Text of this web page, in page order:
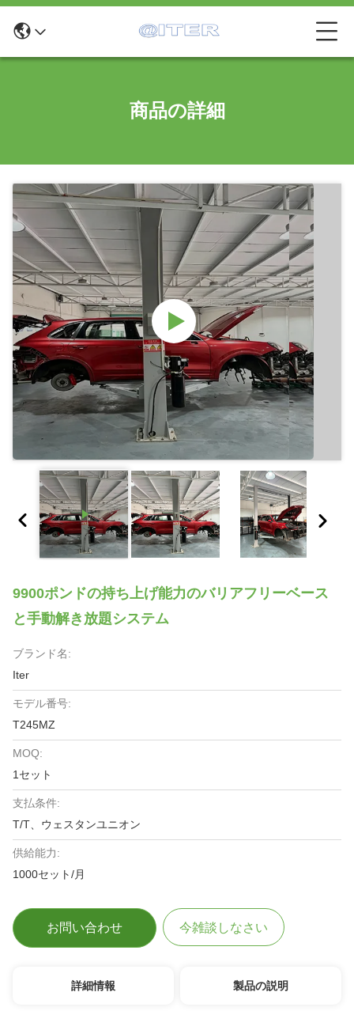
商品の詳細
9900ポンドの持ち上げ能力のバリアフリーベース
と手動解き放題システム
ブランド名:
Iter
モデル番号:
T245MZ
MOQ:
1セット
支払条件:
T/T、ウェスタンユニオン
供給能力:
1000セット/月
お問い合わせ 今雑談しなさい
詳細情報 製品の説明